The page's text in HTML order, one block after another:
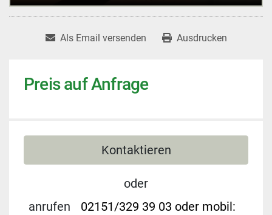
Als Email versenden Ausdrucken
Preis auf Anfrage
Kontaktieren
oder
anrufen
02151/329 39 03 oder mobil: